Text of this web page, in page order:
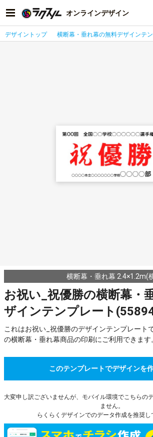
オンラインデザイン
デザイントップ 横断幕・垂れ幕の無料デザインテ
横断幕・垂れ幕 2.4×1.2m(
お祝い_祝優勝の横断幕・
ザインテンプレート
これはお祝い_祝優勝のデザインテンプレート
の横断幕・垂れ幕商品の印刷にご利用できます
このテンプレートでデザインを
大変申し訳ございませんが、モバイル環境でこちらの
ません。
らくらくデザインでのデータ作成を推奨し